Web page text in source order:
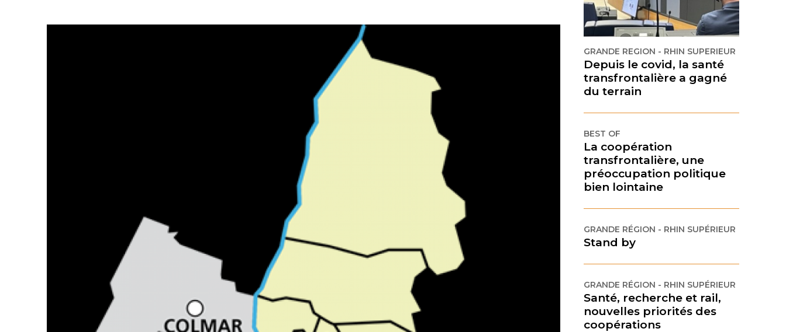
GRANDE REGION - RHIN SUPERIEUR
Depuis le covid, la santé
transfrontalière a gagné
du terrain
BEST OF
La coopération
transfrontalière, une
préoccupation politique
bien lointaine
GRANDE RÉGION - RHIN SUPÉRIEUR
Stand by
GRANDE RÉGION - RHIN SUPÉRIEUR
Santé, recherche et rail,
nouvelles priorités des
coopérations